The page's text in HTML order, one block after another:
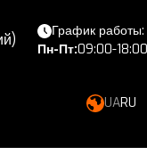
График работы:
Пн-Пт:09:00-18:00
UARU